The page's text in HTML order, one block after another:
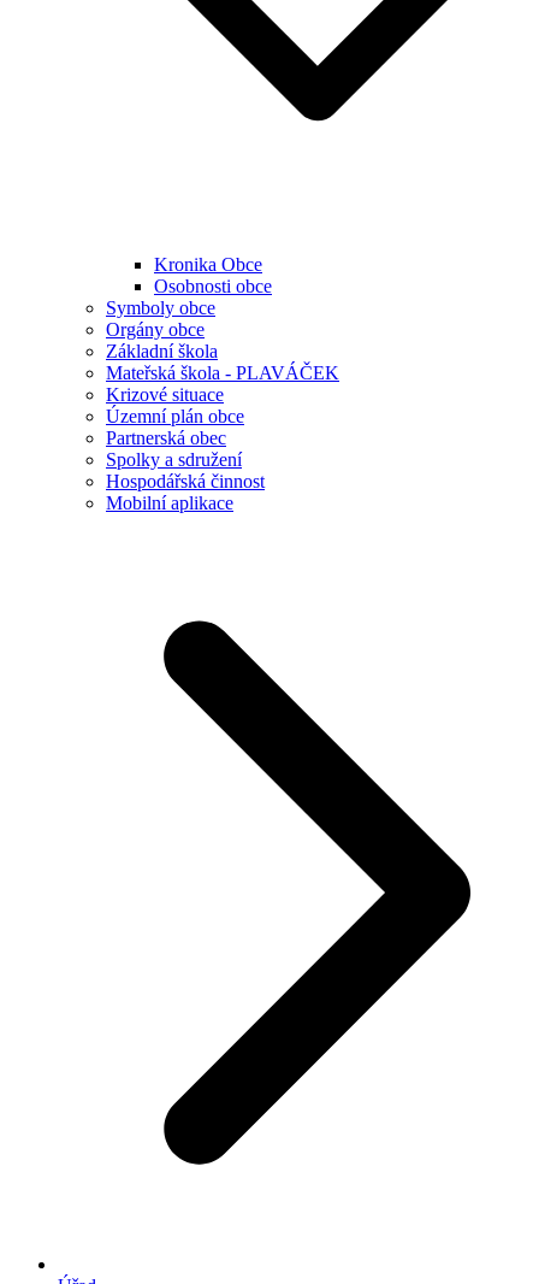
Kronika Obce
Osobnosti obce
Symboly obce
Orgány obce
Základní škola
Mateřská škola - PLAVÁČEK
Krizové situace
Územní plán obce
Partnerská obec
Spolky a sdružení
Hospodářská činnost
Mobilní aplikace